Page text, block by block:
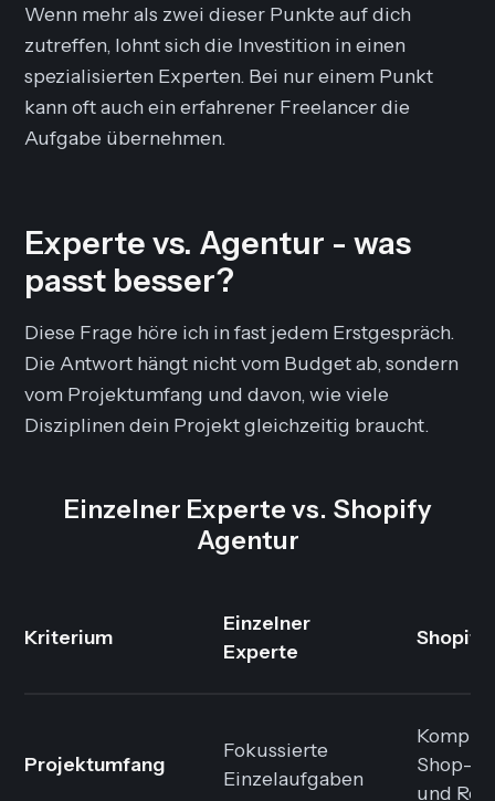
Wenn mehr als zwei dieser Punkte auf dich
zutreffen, lohnt sich die Investition in einen
spezialisierten Experten. Bei nur einem Punkt
kann oft auch ein erfahrener Freelancer die
Aufgabe übernehmen.
Experte vs. Agentur - was
passt besser?
Diese Frage höre ich in fast jedem Erstgespräch.
Die Antwort hängt nicht vom Budget ab, sondern
vom Projektumfang und davon, wie viele
Disziplinen dein Projekt gleichzeitig braucht.
Einzelner Experte vs. Shopify
Agentur
Kriterium
Einzelner
Experte
Shopify
Projektumfang
Fokussierte
Einzelaufgaben
Shop-
und